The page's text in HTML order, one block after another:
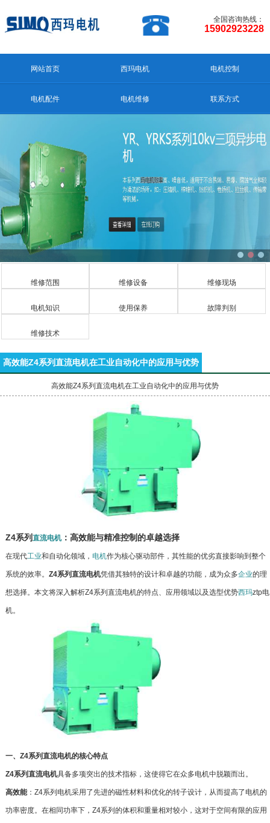
全国咨询热线：
15902923228
网站首页 西玛电机 电机控制
电机配件 电机维修 联系方式
维修范围 维修设备 维修现场
电机知识 使用保养 故障判别
维修技术
高效能Z4系列直流电机在工业自动化中的应用与优势
高效能Z4系列直流电机在工业自动化中的应用与优势
Z4系列 直流电机：高效能与精准控制的卓越选择
在现代工业和自动化领域， 电机作为核心驱动部件，其性能的优劣直接影响到整个
系统的效率。 Z4系列直流电机凭借其独特的设计和卓越的功能，成为众多企业的理
想选择。本文将深入解析Z4系列直流电机的特点、应用领域以及选型优势西玛ztp电
机。
一、Z4系列直流电机的核心特点
Z4系列直流电机具备多项突出的技术指标，这使得它在众多电机中脱颖而出。
高效能：Z4系列电机采用了先进的磁性材料和优化的转子设计，从而提高了电机的
功率密度。在相同功率下，Z4系列的体积和重量相对较小，这对于空间有限的应用